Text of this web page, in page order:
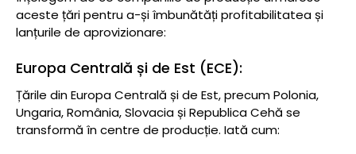
aceste țări pentru a-și îmbunătăți profitabilitatea și
lanțurile de aprovizionare:
Europa Centrală și de Est (ECE):
Țările din Europa Centrală și de Est, precum Polonia,
Ungaria, România, Slovacia și Republica Cehă se
transformă în centre de producție. Iată cum: